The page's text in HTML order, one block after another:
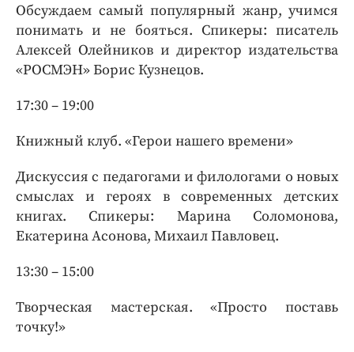
Обсуждаем самый популярный жанр, учимся
понимать и не бояться. Спикеры: писатель
Алексей Олейников и директор издательства
«РОСМЭН» Борис Кузнецов.
17:30 – 19:00
Книжный клуб. «Герои нашего времени»
Дискуссия с педагогами и филологами о новых
смыслах и героях в современных детских
книгах. Спикеры: Марина Соломонова,
Екатерина Асонова, Михаил Павловец.
13:30 – 15:00
Творческая мастерская. «Просто поставь
точку!»